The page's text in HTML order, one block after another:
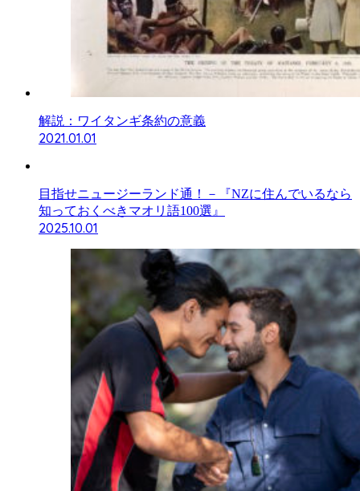
解説：ワイタンギ条約の意義
2021.01.01
目指せニュージーランド通！－『NZに住んでいるなら
知っておくべきマオリ語100選』
2025.10.01